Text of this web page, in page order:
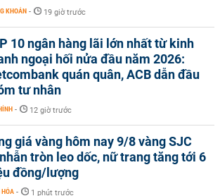
KHOÁN - 19 giờ trước
10 ngân hàng lãi lớn nhất từ kinh
ngoại hối nửa đầu năm 2026:
quán quân, ACB dẫn đầu
tư nhân
- 12 giờ trước
giá vàng hôm nay 9/8 vàng SJC
tròn leo dốc, nữ trang tăng tới 6
đồng/lượng
HÓA - 1 phút trước